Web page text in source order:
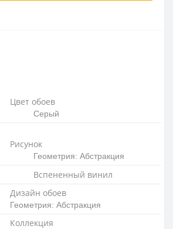
Цвет обоев
Серый
Рисунок
Геометрия: Абстракция
Вспененный винил
Дизайн обоев
Геометрия: Абстракция
Коллекция